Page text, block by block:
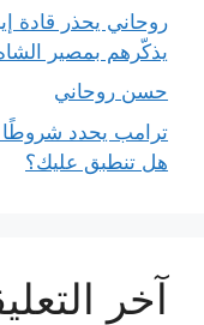
روحاني يحذر قادة
يذكّرهم بمصير
حسن روحاني
ترامب يحدد شروطًا
هل تنطبق عليك؟
آخر